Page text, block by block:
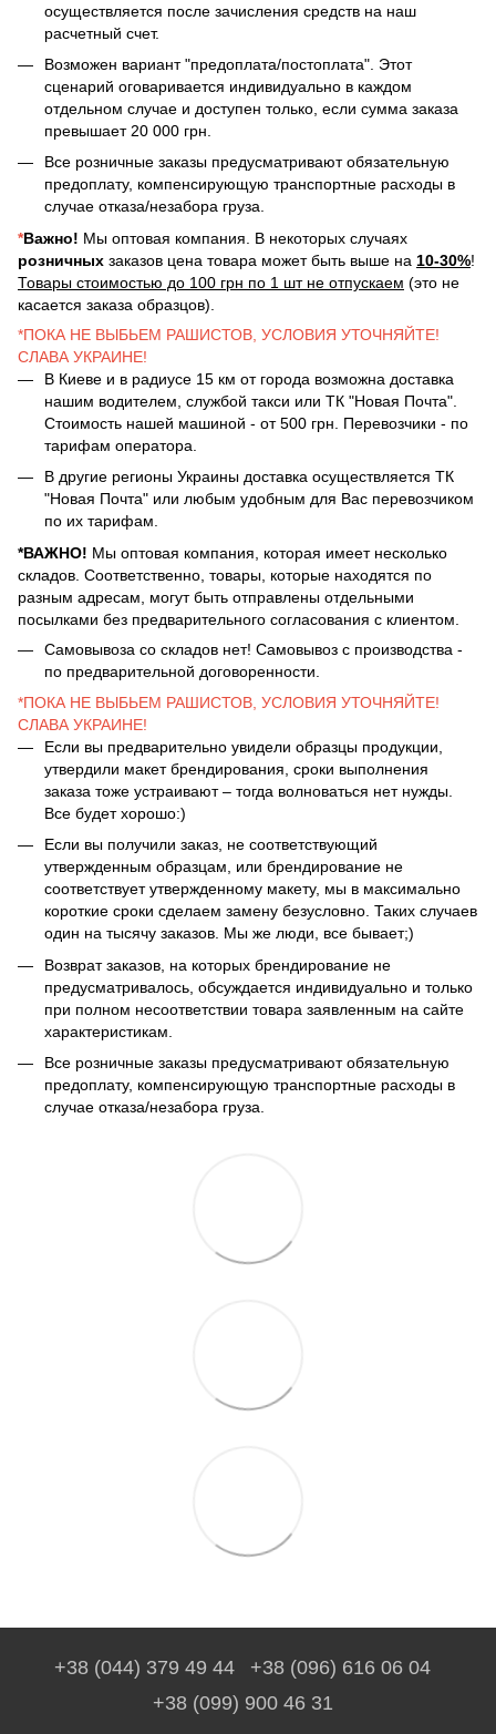
осуществляется после зачисления средств на наш
расчетный счет.
Возможен вариант "предоплата/постоплата". Этот
сценарий оговаривается индивидуально в каждом
отдельном случае и доступен только, если сумма заказа
превышает 20 000 грн.
Все розничные заказы предусматривают обязательную
предоплату, компенсирующую транспортные расходы в
случае отказа/незабора груза.
*Важно! Мы оптовая компания. В некоторых случаях
розничных заказов цена товара может быть выше на 10-30%!
Товары стоимостью до 100 грн по 1 шт не отпускаем (это не
касается заказа образцов).
*ПОКА НЕ ВЫБЬЕМ РАШИСТОВ, УСЛОВИЯ УТОЧНЯЙТЕ!
СЛАВА УКРАИНЕ!
В Киеве и в радиусе 15 км от города возможна доставка
нашим водителем, службой такси или ТК "Новая Почта".
Стоимость нашей машиной - от 500 грн. Перевозчики - по
тарифам оператора.
В другие регионы Украины доставка осуществляется ТК
"Новая Почта" или любым удобным для Вас перевозчиком
по их тарифам.
*ВАЖНО! Мы оптовая компания, которая имеет несколько
складов. Соответственно, товары, которые находятся по
разным адресам, могут быть отправлены отдельными
посылками без предварительного согласования с клиентом.
Самовывоза со складов нет! Самовывоз с производства -
по предварительной договоренности.
*ПОКА НЕ ВЫБЬЕМ РАШИСТОВ, УСЛОВИЯ УТОЧНЯЙТЕ!
СЛАВА УКРАИНЕ!
Если вы предварительно увидели образцы продукции,
утвердили макет брендирования, сроки выполнения
заказа тоже устраивают – тогда волноваться нет нужды.
Все будет хорошо:)
Если вы получили заказ, не соответствующий
утвержденным образцам, или брендирование не
соответствует утвержденному макету, мы в максимально
короткие сроки сделаем замену безусловно. Таких случаев
один на тысячу заказов. Мы же люди, все бывает;)
Возврат заказов, на которых брендирование не
предусматривалось, обсуждается индивидуально и только
при полном несоответствии товара заявленным на сайте
характеристикам.
Все розничные заказы предусматривают обязательную
предоплату, компенсирующую транспортные расходы в
случае отказа/незабора груза.
+38 (044) 379 49 44
+38 (096) 616 06 04
+38 (099) 900 46 31